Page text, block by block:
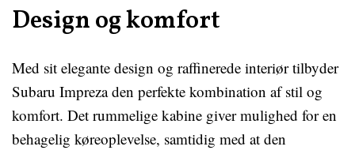
Design og komfort
Med sit elegante design og raffinerede interiør tilbyder
Subaru Impreza den perfekte kombination af stil og
komfort. Det rummelige kabine giver mulighed for en
behagelig køreoplevelse, samtidig med at den